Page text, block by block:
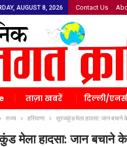
AUGUST 8, 2026 Contact Us
ताज़ा खबरें दिल्ली/
राज्य हरियाणा सूरजकुंड मेला हादसा: जान बचाने
मेला हादसा: जान बचाने